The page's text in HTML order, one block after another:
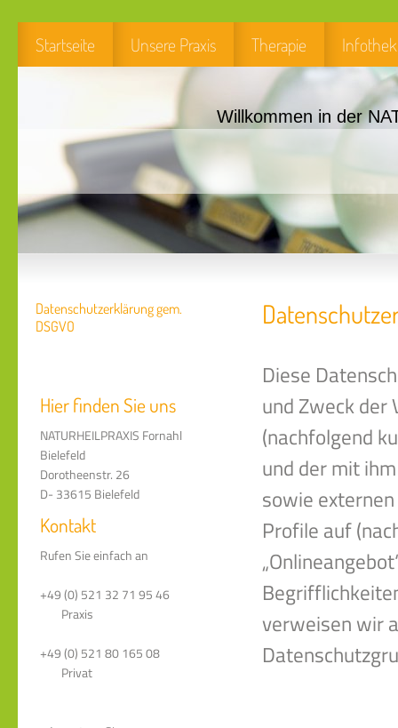
Startseite Unsere Praxis Therapie Infothek
Willkommen in der
Datenschutzerklärung gem.
DSGVO
Hier finden Sie uns
NATURHEILPRAXIS Fornahl
Bielefeld
Dorotheenstr. 26
D- 33615 Bielefeld
Kontakt
Rufen Sie einfach an
+49 (0) 521 32 71 95 46
Praxis
+49 (0) 521 80 165 08
Privat
Diese
und Zweck der
(nachfolgend
und der mit
sowie
Profile auf
verweisen wir